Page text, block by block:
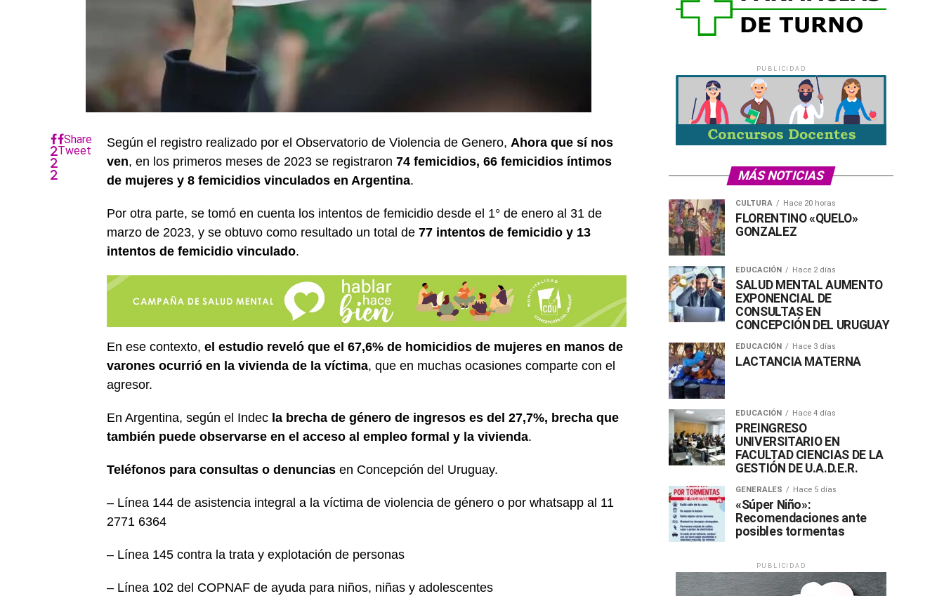
Share
Tweet
Según el registro realizado por el Observatorio de Violencia de Genero, Ahora que sí nos
ven, en los primeros meses de 2023 se registraron 74 femicidios, 66 femicidios íntimos
de mujeres y 8 femicidios vinculados en Argentina.
Por otra parte, se tomó en cuenta los intentos de femicidio desde el 1° de enero al 31 de
marzo de 2023, y se obtuvo como resultado un total de 77 intentos de femicidio y 13
intentos de femicidio vinculado.
En ese contexto, el estudio reveló que el 67,6% de homicidios de mujeres en manos de
varones ocurrió en la vivienda de la víctima, que en muchas ocasiones comparte con el
agresor.
En Argentina, según el Indec la brecha de género de ingresos es del 27,7%, brecha que
también puede observarse en el acceso al empleo formal y la vivienda.
Teléfonos para consultas o denuncias en Concepción del Uruguay.
– Línea 144 de asistencia integral a la víctima de violencia de género o por whatsapp al 11
2771 6364
– Línea 145 contra la trata y explotación de personas
– Línea 102 del COPNAF de ayuda para niños, niñas y adolescentes
PUBLICIDAD
MÁS NOTICIAS
CULTURA Hace 20 horas
FLORENTINO «QUELO»
GONZALEZ
EDUCACIÓN Hace 2 días
SALUD MENTAL AUMENTO
EXPONENCIAL DE
CONSULTAS EN
CONCEPCIÓN DEL URUGUAY
EDUCACIÓN Hace 3 días
LACTANCIA MATERNA
EDUCACIÓN Hace 4 días
PREINGRESO
UNIVERSITARIO EN
FACULTAD CIENCIAS DE LA
GESTIÓN DE U.A.D.E.R.
GENERALES Hace 5 días
«Súper Niño»:
Recomendaciones ante
posibles tormentas
PUBLICIDAD